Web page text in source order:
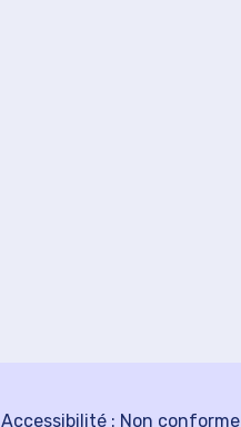
Accessibilité : Non conforme